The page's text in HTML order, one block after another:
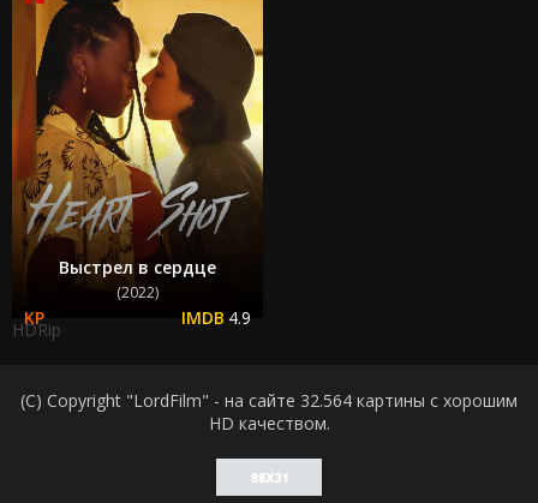
Выстрел в сердце
(2022)
4.9
HDRip
(C) Copyright "LordFilm" - на сайте 32.564 картины с хорошим
HD качеством.